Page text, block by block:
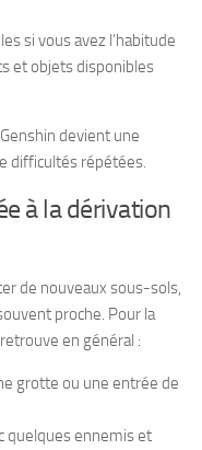
si vous avez l’habitude
et objets disponibles
devient une
difficultés répétées.
à la dérivation
de nouveaux sous-sols,
proche. Pour la
en général :
grotte ou une entrée de
quelques ennemis et